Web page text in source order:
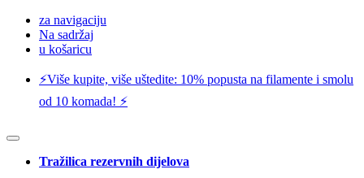
za navigaciju
Na sadržaj
u košaricu
⚡️Više kupite, više uštedite: 10% popusta na filamente i smolu
od 10 komada! ⚡️
Tražilica rezervnih dijelova